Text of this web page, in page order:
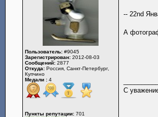
Пользователь: #9045
Зарегистрирован: 2012-08-03
Сообщений: 2877
Откуда: Россия, Санкт-Петербург,
Купчино
Медали : 4
Пункты репутации: 701
-- 22nd
А
С